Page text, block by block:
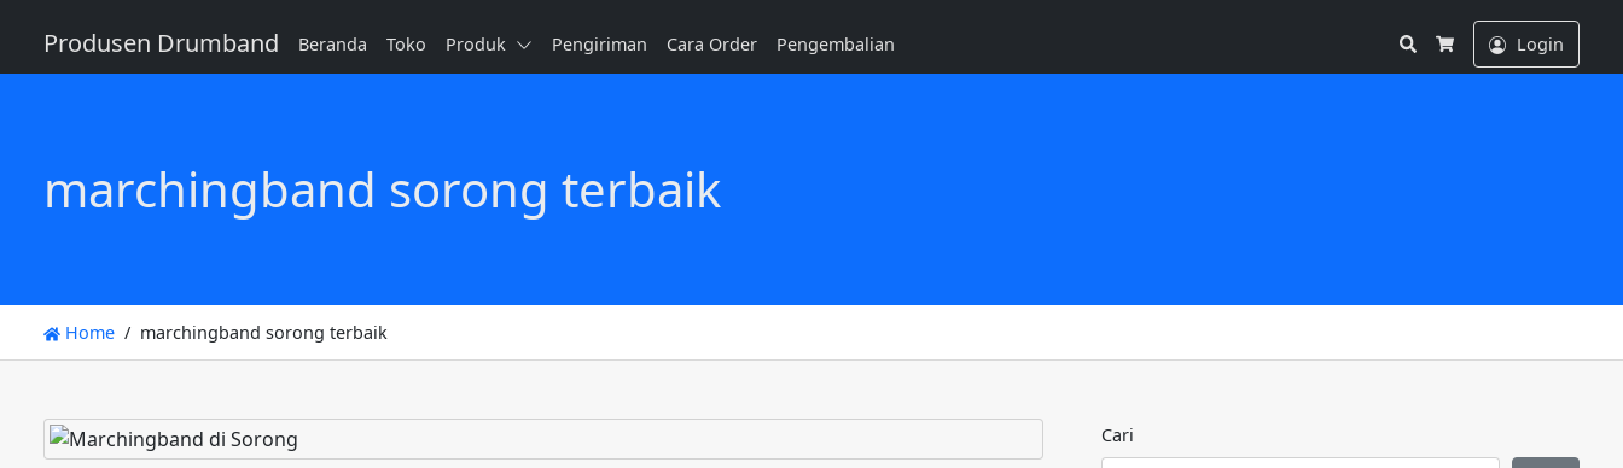
Produsen Drumband Beranda Toko Produk Pengiriman Cara Order Pengembalian
Search
Cart
Login
marchingband sorong terbaik
Home marchingband sorong terbaik
Cari